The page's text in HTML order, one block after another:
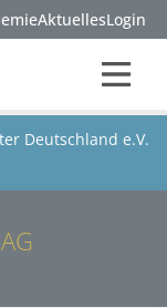
AktuellesLogin
Deutschland e.V.